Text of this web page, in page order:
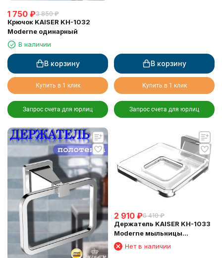
1 750 ₽3 850 ₽
Крючок KAISER KH-1032
Moderne одинарный
В наличии
В корзину
Купить в 1 клик
Запрос счета для юрлиц
В корзину
Купить в 1 клик
Запрос счета для юрлиц
2 910 ₽6 410 ₽
Держатель KAISER KH-1033
Moderne мыльницы
(квадратная), стекло
Нет в наличии